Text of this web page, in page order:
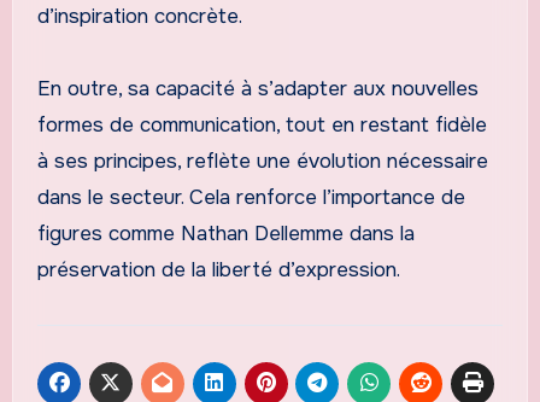
d’inspiration concrète.
En outre, sa capacité à s’adapter aux nouvelles
formes de communication, tout en restant fidèle
à ses principes, reflète une évolution nécessaire
dans le secteur. Cela renforce l’importance de
figures comme Nathan Dellemme dans la
préservation de la liberté d’expression.